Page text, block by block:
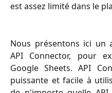
est assez limité dans le
Nous présentons ici un
API Connector, pour
Google Sheets. API
puissante et facile à